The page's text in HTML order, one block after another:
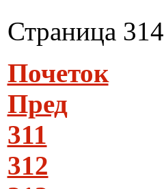
Страница
Почеток
Пред
311
312